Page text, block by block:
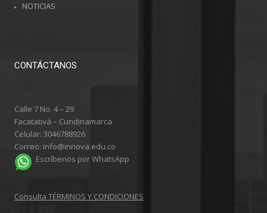
NOTICIAS
CONTÁCTANOS
Calle 7 No. 4 – 29
Facatativá – Cundinamarca
Celular: 3046788926
Correo: info@innova.edu.co
Escríbenos por WhatsApp
Consulta TÉRMINOS Y CONDICIONES